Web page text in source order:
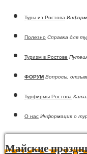
Туры из Ростова
Полезно Справка для
Туризм в Ростове
ФОРУМ Вопросы,
Турфирмы Ростова
О нас Информация о
Майские